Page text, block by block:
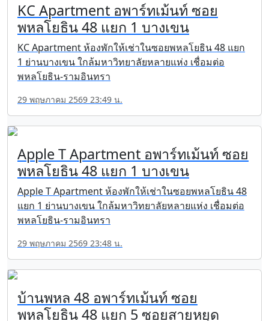
KC Apartment อพาร์ทเม้นท์ ซอย
พหลโยธิน 48 แยก 1 บางเขน
KC Apartment ห้องพักให้เช่าในซอยพหลโยธิน 48 แยก
1 ย่านบางเขน ใกล้มหาวิทยาลัยหลายแห่ง เชื่อมต่อ
พหลโยธิน-รามอินทรา
29 พฤษภาคม 2569 23:49 น.
Apple T Apartment อพาร์ทเม้นท์ ซอย
พหลโยธิน 48 แยก 1 บางเขน
Apple T Apartment ห้องพักให้เช่าในซอยพหลโยธิน 48
แยก 1 ย่านบางเขน ใกล้มหาวิทยาลัยหลายแห่ง เชื่อมต่อ
พหลโยธิน-รามอินทรา
29 พฤษภาคม 2569 23:48 น.
บ้านพหล 48 อพาร์ทเม้นท์ ซอย
พหลโยธิน 48 แยก 5 ซอยสายหยุด